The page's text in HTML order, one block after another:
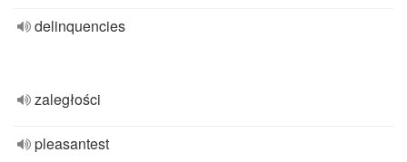
delinquencies
zaległości
pleasantest